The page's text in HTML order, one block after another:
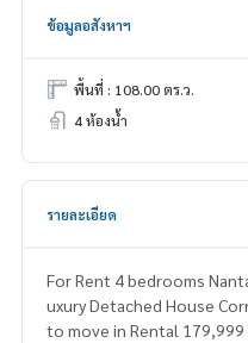
ข้อมูลอสังหาฯ
พื้นที่ : 108.00 ตร.ว.
4 ห้องน้ำ
รายละเอียด
For Rent 4 bedrooms
uxury Detached House
to move in Rental 179,999